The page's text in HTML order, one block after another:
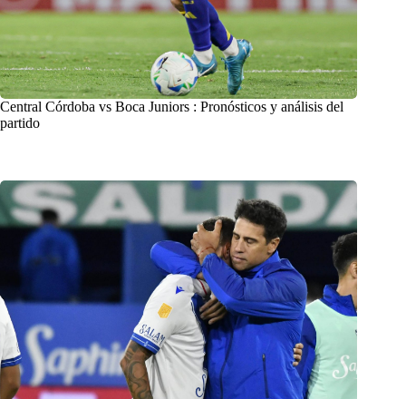
Central Córdoba vs Boca Juniors : Pronósticos y análisis del
partido